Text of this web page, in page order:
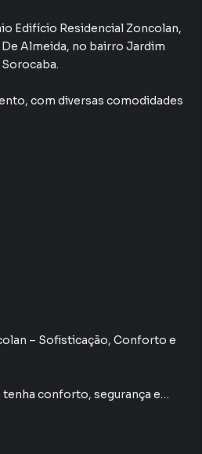
Edifício Residencial Zoncolan,
Almeida, no bairro Jardim
.
, com diversas comodidades
– Sofisticação, Conforto e
tenha conforto, segurança e